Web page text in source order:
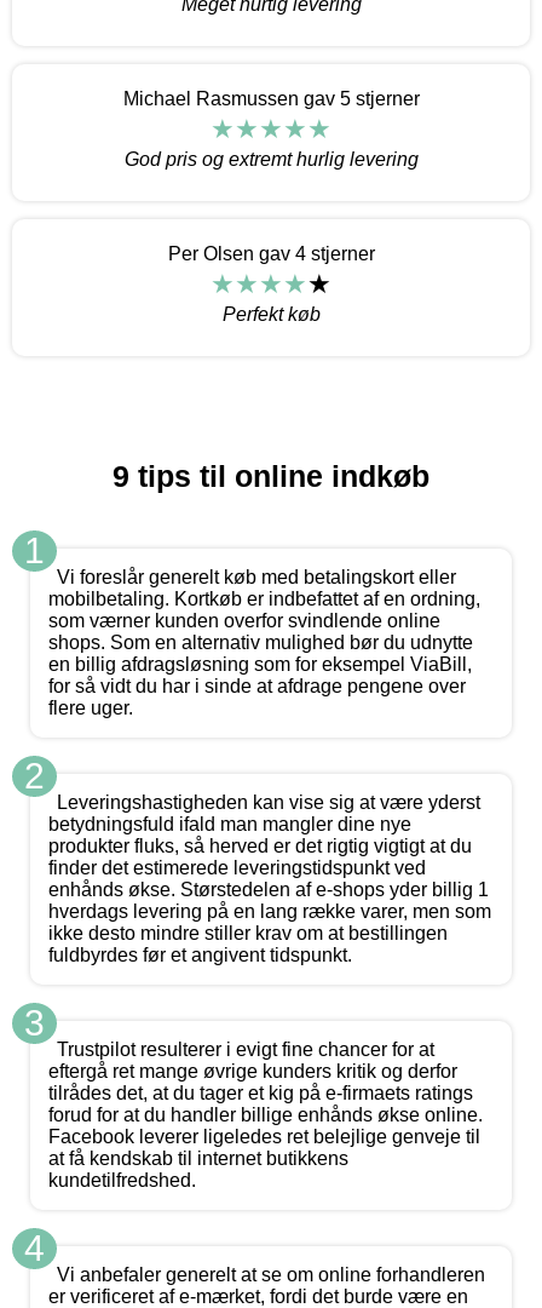
Meget hurtig levering
Michael Rasmussen gav 5 stjerner
God pris og extremt hurlig levering
Per Olsen gav 4 stjerner
Perfekt køb
9 tips til online indkøb
1
Vi foreslår generelt køb med betalingskort eller
mobilbetaling. Kortkøb er indbefattet af en ordning,
som værner kunden overfor svindlende online
shops. Som en alternativ mulighed bør du udnytte
en billig afdragsløsning som for eksempel ViaBill,
for så vidt du har i sinde at afdrage pengene over
flere uger.
2
Leveringshastigheden kan vise sig at være yderst
betydningsfuld ifald man mangler dine nye
produkter fluks, så herved er det rigtig vigtigt at du
finder det estimerede leveringstidspunkt ved
enhånds økse. Størstedelen af e-shops yder billig 1
hverdags levering på en lang række varer, men som
ikke desto mindre stiller krav om at bestillingen
fuldbyrdes før et angivent tidspunkt.
3
Trustpilot resulterer i evigt fine chancer for at
eftergå ret mange øvrige kunders kritik og derfor
tilrådes det, at du tager et kig på e-firmaets ratings
forud for at du handler billige enhånds økse online.
Facebook leverer ligeledes ret belejlige genveje til
at få kendskab til internet butikkens
kundetilfredshed.
4
Vi anbefaler generelt at se om online forhandleren
er verificeret af e-mærket, fordi det burde være en